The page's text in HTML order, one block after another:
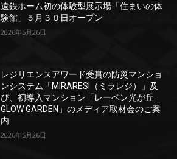
遠鉄ホーム初の体験型展示場「住まいの体
験館」５月３０日オープン
2026年5月26日
レジリエンスアワード受賞の防災マンショ
ンシステム「MIRARESI（ミラレジ）」及
び、初導入マンション「レーベン光が丘
GLOW GARDEN」のメディア取材会のご案
内
2026年5月26日